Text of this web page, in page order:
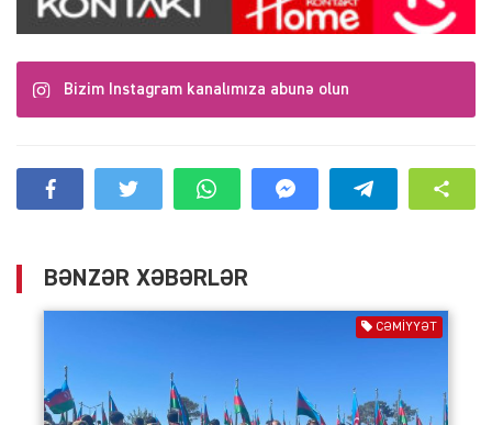
Bizim Instagram kanalımıza abunə olun
BƏNZƏR XƏBƏRLƏR
CƏMIYYƏT